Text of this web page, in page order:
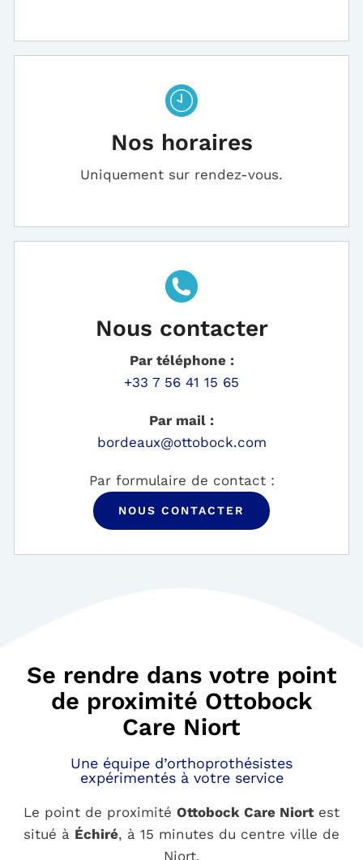
Nos horaires
Uniquement sur rendez-vous.
Nous contacter
Par téléphone :
+33 7 56 41 15 65
Par mail :
bordeaux@ottobock.com
Par formulaire de contact :
NOUS CONTACTER
Se rendre dans votre point
de proximité Ottobock
Care Niort
Une équipe d’orthoprothésistes
expérimentés à votre service
Le point de proximité Ottobock Care Niortest
situé à Échiré, à 15 minutes du centre ville de
Niort.